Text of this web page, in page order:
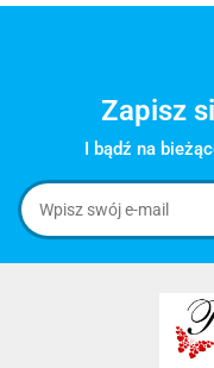
Zapisz
I bądź na